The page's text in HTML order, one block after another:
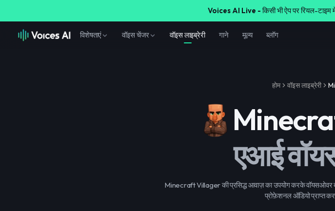
Voices AI Live - किसी भी ऐप पर रियल-
विशेषताएं वॉइस चेंजर वॉइस लाइब्रेरी गाने मूल्य ब्लॉग
होम वॉइस लाइब्रेरी
एआई
Minecraft Villager की प्रसिद्ध आवाज़ का उपयोग करके वॉयसओवर
प्रोफ़ेशनल ऑडियो प्राप्त